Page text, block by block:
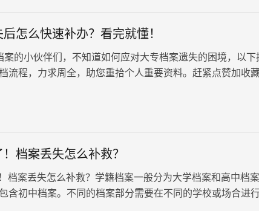
怎么快速补办？看完就懂！
的小伙伴们，不知道如何应对大专档案遗失的困境，以下
流程，力求周全，助您重拾个人重要资料。赶紧点赞加收
档案丢失怎么补救？
档案丢失怎么补救？学籍档案一般分为大学档案和高中档案
含初中档案。不同的档案部分需要在不同的学校或场合进